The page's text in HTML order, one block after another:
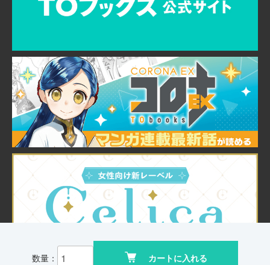
数量： カートに入れる